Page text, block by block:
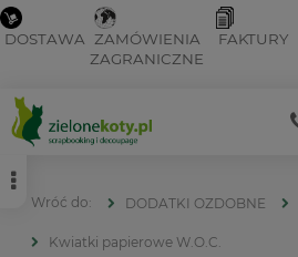
DOSTAWA ZAMÓWIENIA
ZAGRANICZNE
FAKTURY
DODATKI OZDOBNE
Kwiatki papierowe W.O.C.